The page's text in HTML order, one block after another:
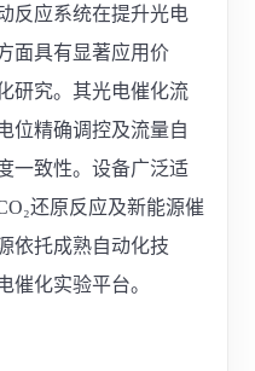
反应系统在提升光电
面具有显著应用价
研究。其光电催化流
位精确调控及流量自
一致性。设备广泛适
还原反应及新能源催
依托成熟自动化技
催化实验平台。